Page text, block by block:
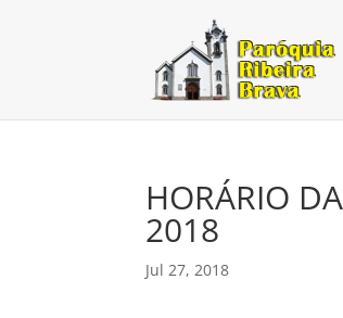
HORÁRIO
2018
Jul 27, 2018